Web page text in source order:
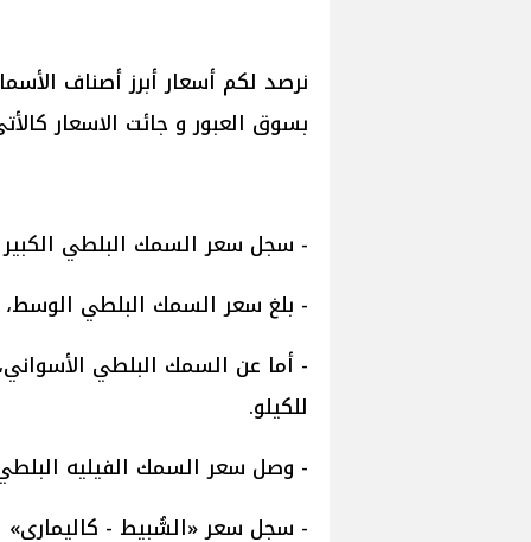
نرصد لكم أسعار أبرز أصناف
بسوق العبور و جائت الاسعار
- سجل سعر السمك البلطي الكبير اليوم،
- بلغ سعر السمك البلطي الوسط، ليسجل ما بين
للكيلو.
- وصل سعر السمك الفيليه البلطي المجمد،
- سجل سعر «السُّبيط - كاليماري» اليوم، ما